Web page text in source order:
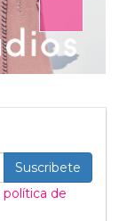
Suscribete
política de